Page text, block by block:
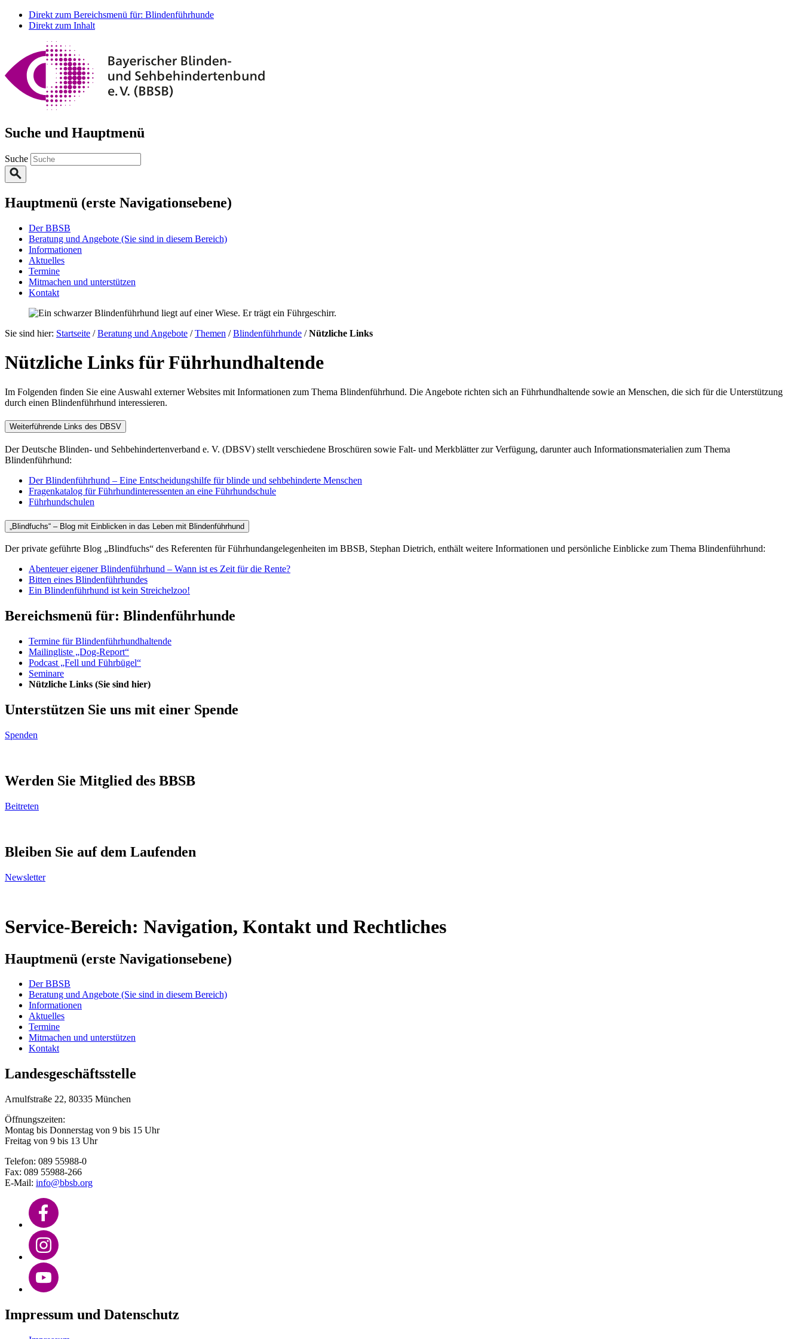
Direkt zum Bereichsmenü für: Blindenführhunde
Direkt zum Inhalt
Suche und Hauptmenü
Suche
Hauptmenü (erste Navigationsebene)
Der BBSB
Beratung und Angebote (Sie sind in diesem Bereich)
Informationen
Aktuelles
Termine
Mitmachen und unterstützen
Kontakt
Sie sind hier: Startseite /Beratung und Angebote /Themen /Blindenführhunde /Nützliche Links
Nützliche Links für Führhundhaltende
Im Folgenden finden Sie eine Auswahl externer Websites mit Informationen zum Thema Blindenführhund. Die Angebote richten sich an Führhundhaltende sowie an Menschen, die sich für die Unterstützung
durch einen Blindenführhund interessieren.
Weiterführende Links des DBSV
Der Deutsche Blinden- und Sehbehindertenverband e. V. (DBSV) stellt verschiedene Broschüren sowie Falt- und Merkblätter zur Verfügung, darunter auch Informationsmaterialien zum Thema
Blindenführhund:
Der Blindenführhund – Eine Entscheidungshilfe für blinde und sehbehinderte Menschen
Fragenkatalog für Führhundinteressenten an eine Führhundschule
Führhundschulen
„Blindfuchs“ – Blog mit Einblicken in das Leben mit Blindenführhund
Der private geführte Blog „Blindfuchs“ des Referenten für Führhundangelegenheiten im BBSB, Stephan Dietrich, enthält weitere Informationen und persönliche Einblicke zum Thema Blindenführhund:
Abenteuer eigener Blindenführhund – Wann ist es Zeit für die Rente?
Bitten eines Blindenführhundes
Ein Blindenführhund ist kein Streichelzoo!
Bereichsmenü für: Blindenführhunde
Termine für Blindenführhundhaltende
Mailingliste „Dog-Report“
Podcast „Fell und Führbügel“
Seminare
Nützliche Links (Sie sind hier)
Unterstützen Sie uns mit einer Spende
Spenden
Werden Sie Mitglied des BBSB
Beitreten
Bleiben Sie auf dem Laufenden
Newsletter
Service-Bereich: Navigation, Kontakt und Rechtliches
Hauptmenü (erste Navigationsebene)
Der BBSB
Beratung und Angebote (Sie sind in diesem Bereich)
Informationen
Aktuelles
Termine
Mitmachen und unterstützen
Kontakt
Landesgeschäftsstelle
Arnulfstraße 22, 80335 München
Öffnungszeiten:
Montag bis Donnerstag von 9 bis 15 Uhr
Freitag von 9 bis 13 Uhr
Telefon: 089 55988-0
Fax: 089 55988-266
E-Mail: info@bbsb.org
Impressum und Datenschutz